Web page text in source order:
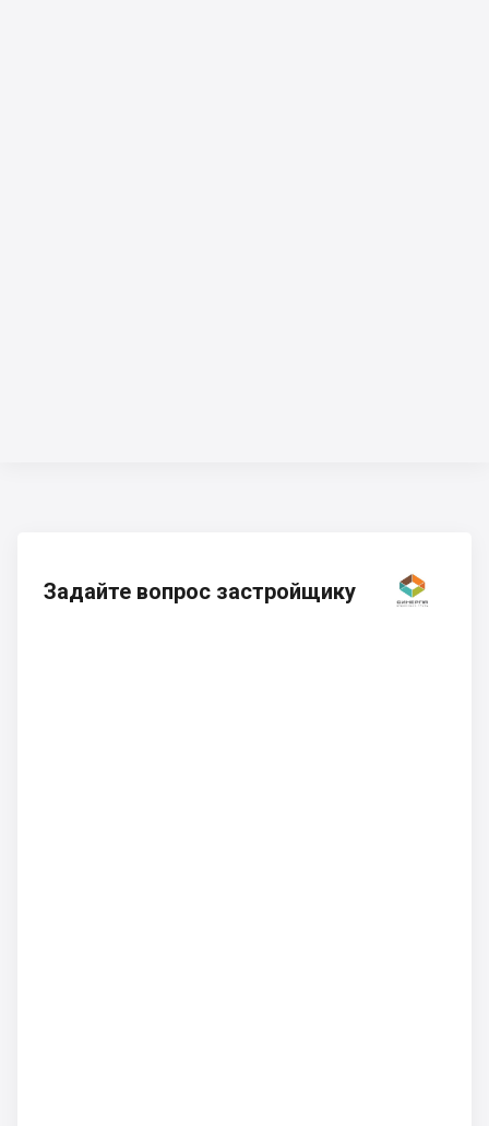
Задайте вопрос застройщику